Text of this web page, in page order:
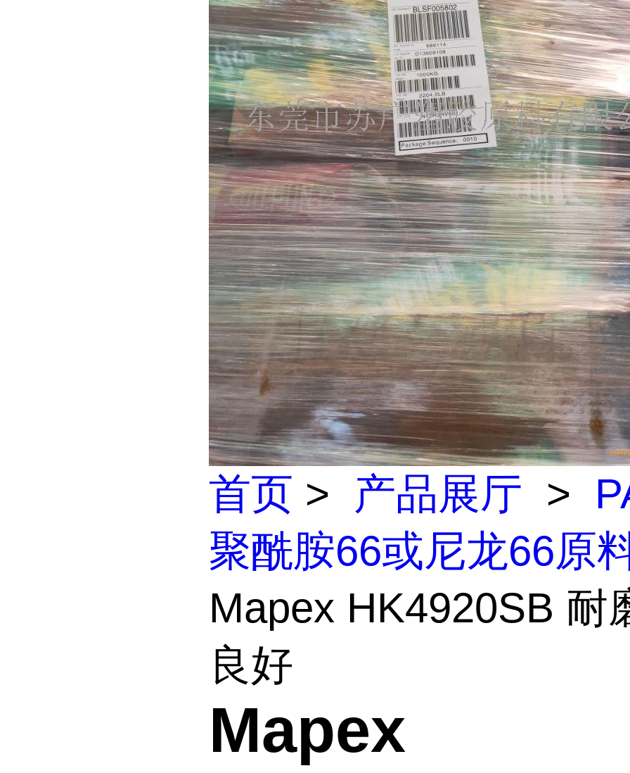
首页 > 产品展厅 >
聚酰胺66或尼龙66原
Mapex HK4920SB 耐
良好
Mapex